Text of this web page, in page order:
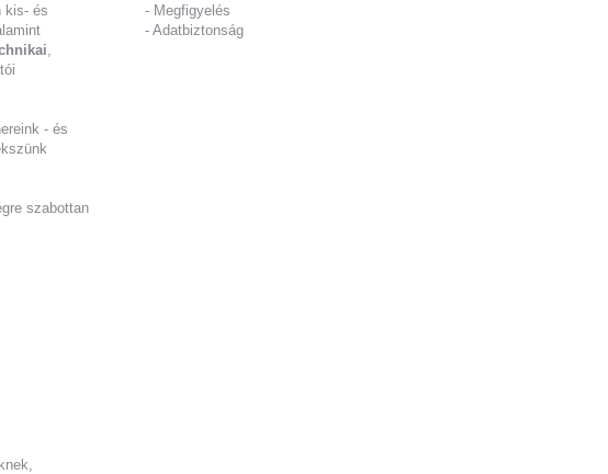
kis- és
,
- és
szabottan
- Megfigyelés
- Adatbiztonság